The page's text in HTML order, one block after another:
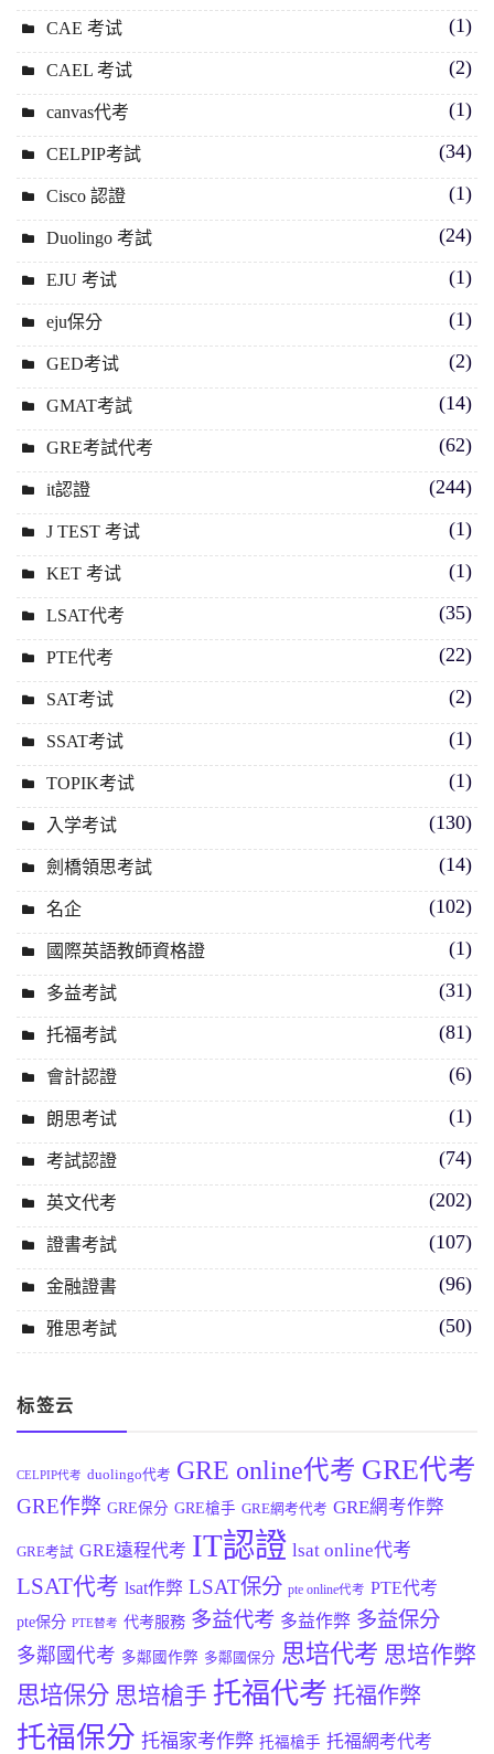
CAE 考试 (1)
CAEL 考试 (2)
canvas代考 (1)
CELPIP考試 (34)
Cisco 認證 (1)
Duolingo 考試 (24)
EJU 考试 (1)
eju保分 (1)
GED考试 (2)
GMAT考試 (14)
GRE考試代考 (62)
it認證 (244)
J TEST 考试 (1)
KET 考试 (1)
LSAT代考 (35)
PTE代考 (22)
SAT考试 (2)
SSAT考试 (1)
TOPIK考试 (1)
入学考试 (130)
劍橋領思考試 (14)
名企 (102)
國際英語教師資格證 (1)
多益考試 (31)
托福考試 (81)
會計認證 (6)
朗思考试 (1)
考試認證 (74)
英文代考 (202)
證書考試 (107)
金融證書 (96)
雅思考試 (50)
标签云
CELPIP代考 duolingo代考 GRE online代考 GRE代考
GRE作弊 GRE保分 GRE槍手 GRE網考代考 GRE網考作弊
GRE考試 GRE遠程代考 IT認證 lsat online代考
LSAT代考 lsat作弊 LSAT保分 pte online代考 PTE代考
pte保分 PTE替考 代考服務 多益代考 多益作弊 多益保分
多鄰國代考 多鄰國作弊 多鄰國保分 思培代考 思培作弊
思培保分 思培槍手 托福代考 托福作弊
托福保分 托福家考作弊 托福槍手 托福網考代考